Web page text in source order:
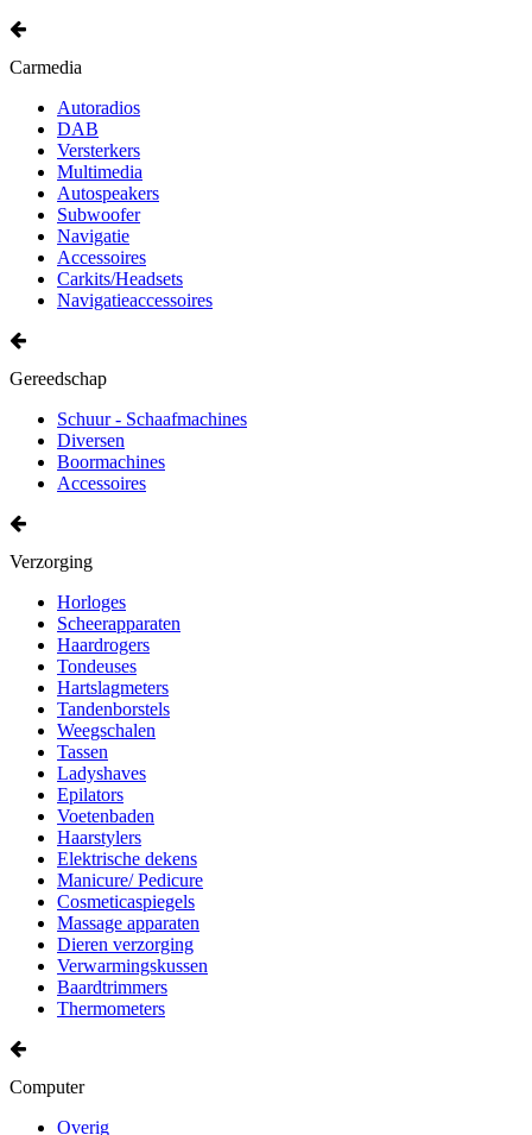
Carmedia
Autoradios
DAB
Versterkers
Multimedia
Autospeakers
Subwoofer
Navigatie
Accessoires
Carkits/Headsets
Navigatieaccessoires
Gereedschap
Schuur - Schaafmachines
Diversen
Boormachines
Accessoires
Verzorging
Horloges
Scheerapparaten
Haardrogers
Tondeuses
Hartslagmeters
Tandenborstels
Weegschalen
Tassen
Ladyshaves
Epilators
Voetenbaden
Haarstylers
Elektrische dekens
Manicure/ Pedicure
Cosmeticaspiegels
Massage apparaten
Dieren verzorging
Verwarmingskussen
Baardtrimmers
Thermometers
Computer
Overig